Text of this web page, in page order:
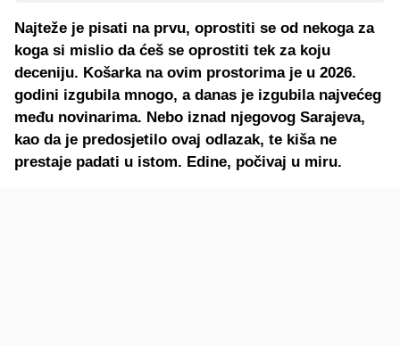
Najteže je pisati na prvu, oprostiti se od nekoga za
koga si mislio da ćeš se oprostiti tek za koju
deceniju. Košarka na ovim prostorima je u 2026.
godini izgubila mnogo, a danas je izgubila najvećeg
među novinarima. Nebo iznad njegovog Sarajeva,
kao da je predosjetilo ovaj odlazak, te kiša ne
prestaje padati u istom. Edine, počivaj u miru.